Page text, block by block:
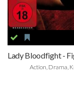
Action, Drama,